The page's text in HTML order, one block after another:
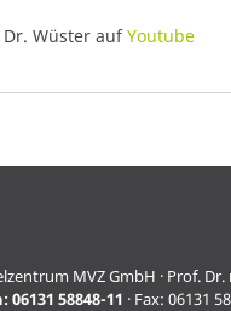
Dr. Wüster aufYoutube
MVZ GmbH · Prof. Dr.
06131 58848-11 · Fax: 06131